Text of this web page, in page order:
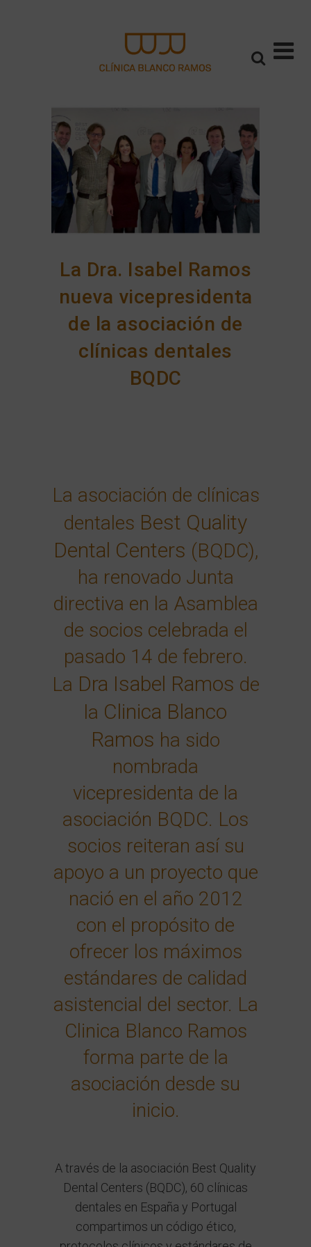
La Dra. Isabel Ramos
nueva vicepresidenta
de la asociación de
clínicas dentales
BQDC
La asociación de clínicas
dentales Best Quality
Dental Centers (BQDC),
ha renovado Junta
directiva en la Asamblea
de socios celebrada el
pasado 14 de febrero.
La Dra Isabel Ramos de
la Clinica Blanco
Ramos ha sido
nombrada
vicepresidenta de la
asociación BQDC. Los
socios reiteran así su
apoyo a un proyecto que
nació en el año 2012
con el propósito de
ofrecer los máximos
estándares de calidad
asistencial del sector. La
Clinica Blanco Ramos
forma parte de la
asociación desde su
inicio.
A través de la asociación Best Quality
Dental Centers (BQDC), 60 clínicas
dentales en España y Portugal
compartimos un código ético,